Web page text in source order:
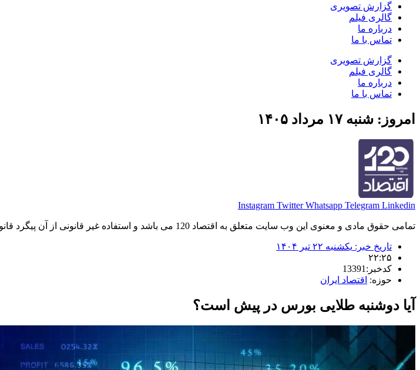
گزارش تصویری
گالری فیلم
درباره ما
تماس با ما
گزارش تصویری
گالری فیلم
درباره ما
تماس با ما
امروز: شنبه ۱۷ مرداد ۱۴۰۵
Instagram Twitter Whatsapp Telegram Linkedin
تمامی حقوق مادی و معنوی این وب سایت متعلق به اقتصاد 120 می باشد و استفاده غیر قانونی از آن پیگرد قانونی دارد.
تاریخ خبر: یکشنبه ۲۲ تیر ۱۴۰۴
۲۲:۲۵
کدخبر:13391
حوزه: اقتصاد ایران
آیا دوشنبه طلایی بورس در پیش است؟